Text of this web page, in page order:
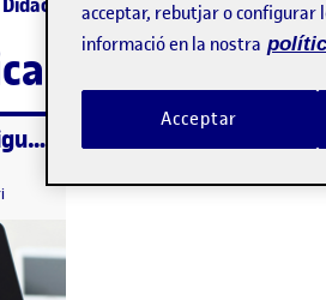
4: La
Retomando un antiguo proyecto con las heurísticas de Nielsen
9:31 pm
el Retomando un antiguo proyecto con las
acceptar, rebutjar o configurar
informació en la nostra
Acceptar